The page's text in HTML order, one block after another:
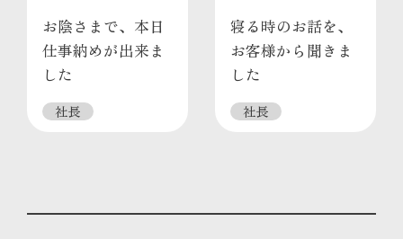
お陰さまで、本日
仕事納めが出来ま
した
社長
寝る時のお話を、
お客様から聞きま
した
社長